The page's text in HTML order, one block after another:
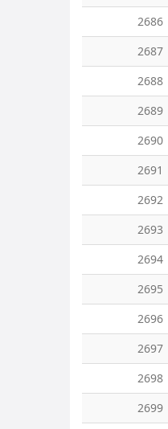
2686
2687
2688
2689
2690
2691
2692
2693
2694
2695
2696
2697
2698
2699